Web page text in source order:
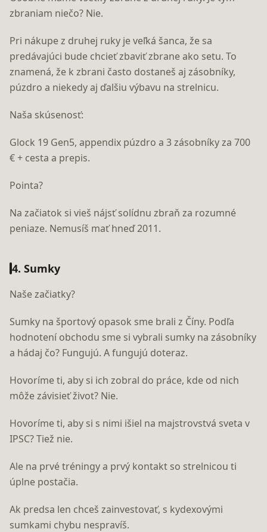
zbraniam niečo? Nie.
Pri nákupe z druhej ruky je veľká šanca, že sa
predávajúci bude chcieť zbaviť zbrane ako setu. To
znamená, že k zbrani často dostaneš aj zásobníky,
púzdro a niekedy aj ďalšiu výbavu na strelnicu.
Naša skúsenosť:
Glock 19 Gen5, appendix púzdro a 3 zásobníky za 700
€ + cesta a prepis.
Pointa?
Na začiatok si vieš nájsť solídnu zbraň za rozumné
peniaze. Nemusíš mať hneď 2011.
4. Sumky
Naše začiatky?
Sumky na športový opasok sme brali z Číny. Podľa
hodnotení obchodu sme si vybrali sumky na zásobníky
a hádaj čo? Fungujú. A fungujú doteraz.
Hovoríme ti, aby si ich zobral do práce, kde od nich
môže závisieť život? Nie.
Hovoríme ti, aby si s nimi išiel na majstrovstvá sveta v
IPSC? Tiež nie.
Ale na prvé tréningy a prvý kontakt so strelnicou ti
úplne postačia.
Ak predsa len chceš zainvestovať, s kydexovými
sumkami chybu nespravíš.